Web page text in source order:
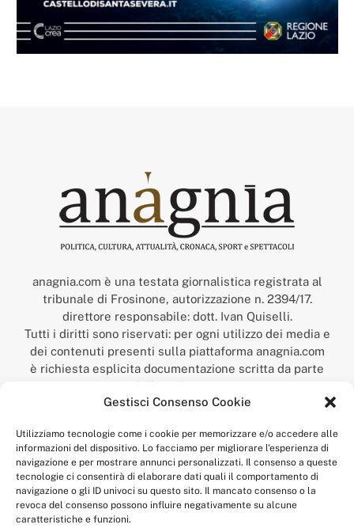
Gestisci Consenso Cookie
Utilizziamo tecnologie come i cookie per memorizzare e/o accedere alle
informazioni del dispositivo. Lo facciamo per migliorare l'esperienza di
navigazione e per mostrare annunci personalizzati. Il consenso a queste
tecnologie ci consentirà di elaborare dati quali il comportamento di
navigazione o gli ID univoci su questo sito. Il mancato consenso o la
revoca del consenso possono influire negativamente su alcune
caratteristiche e funzioni.
anagnia.com è una testata giornalistica registrata al
tribunale di Frosinone, autorizzazione n. 2394/17.
direttore responsabile: dott. Ivan Quiselli.
Tutti i diritti sono riservati: per ogni utilizzo dei media e
dei contenuti presenti sulla piattaforma anagnia.com
è richiesta esplicita documentazione scritta da parte
della redazione.
“Anagnia” è un marchio registrato presso l’Ufficio Italiano
Economico,
num. registrazione: 302017000014044 del 9 febbraio 2017.
Per contatti:redazione@anagnia.com